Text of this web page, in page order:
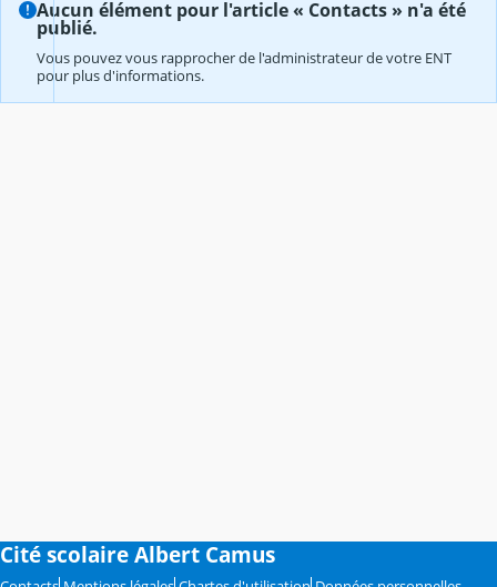
Aucun élément pour l'article « Contacts » n'a été
publié.
Vous pouvez vous rapprocher de l'administrateur de votre ENT
pour plus d'informations.
Cité scolaire Albert Camus